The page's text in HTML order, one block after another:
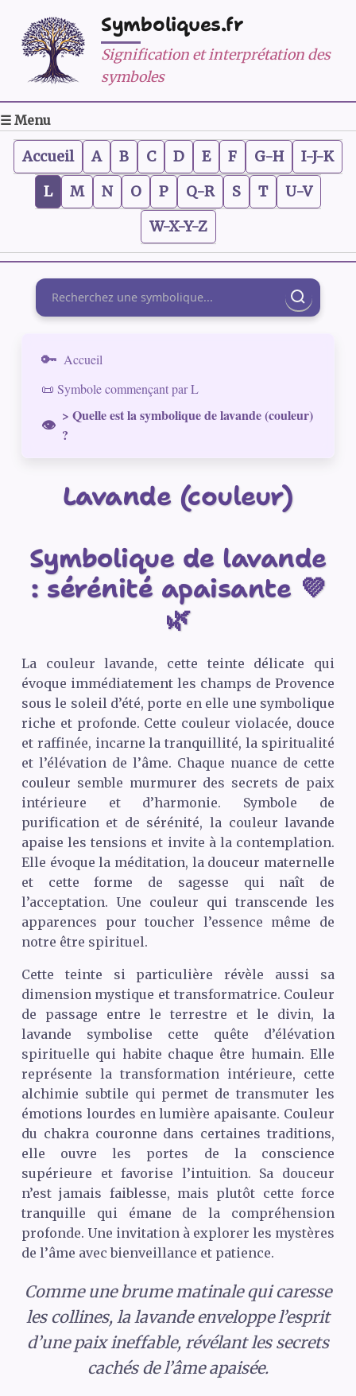
Symboliques.fr
Signification et interprétation des
symboles
☰ Menu
Accueil A B C D E F G-H
I-J-K
L
M N O P Q-R S T
U-V
W-X-Y-Z
Rechercher
Accueil
📜 Symbole commençant par L
> Quelle est la symbolique de lavande (couleur)
?
Lavande (couleur)
Symbolique de lavande
: sérénité apaisante 💜
🌿
La couleur lavande, cette teinte délicate qui
évoque immédiatement les champs de Provence
sous le soleil d’été, porte en elle une symbolique
riche et profonde. Cette couleur violacée, douce
et raffinée, incarne la tranquillité, la spiritualité
et l’élévation de l’âme. Chaque nuance de cette
couleur semble murmurer des secrets de paix
intérieure et d’harmonie. Symbole de
purification et de sérénité, la couleur lavande
apaise les tensions et invite à la contemplation.
Elle évoque la méditation, la douceur maternelle
et cette forme de sagesse qui naît de
l’acceptation. Une couleur qui transcende les
apparences pour toucher l’essence même de
notre être spirituel.
Cette teinte si particulière révèle aussi sa
dimension mystique et transformatrice. Couleur
de passage entre le terrestre et le divin, la
lavande symbolise cette quête d’élévation
spirituelle qui habite chaque être humain. Elle
représente la transformation intérieure, cette
alchimie subtile qui permet de transmuter les
émotions lourdes en lumière apaisante. Couleur
du chakra couronne dans certaines traditions,
elle ouvre les portes de la conscience
supérieure et favorise l’intuition. Sa douceur
n’est jamais faiblesse, mais plutôt cette force
tranquille qui émane de la compréhension
profonde. Une invitation à explorer les mystères
de l’âme avec bienveillance et patience.
Comme une brume matinale qui caresse
les collines, la lavande enveloppe l’esprit
d’une paix ineffable, révélant les secrets
cachés de l’âme apaisée.